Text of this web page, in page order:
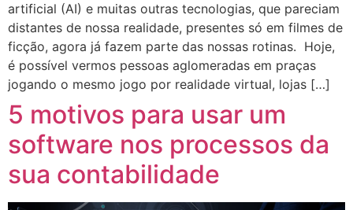
artificial (AI) e muitas outras tecnologias, que pareciam
distantes de nossa realidade, presentes só em filmes de
ficção, agora já fazem parte das nossas rotinas. Hoje,
é possível vermos pessoas aglomeradas em praças
jogando o mesmo jogo por realidade virtual, lojas […]
5 motivos para usar um
software nos processos da
sua contabilidade